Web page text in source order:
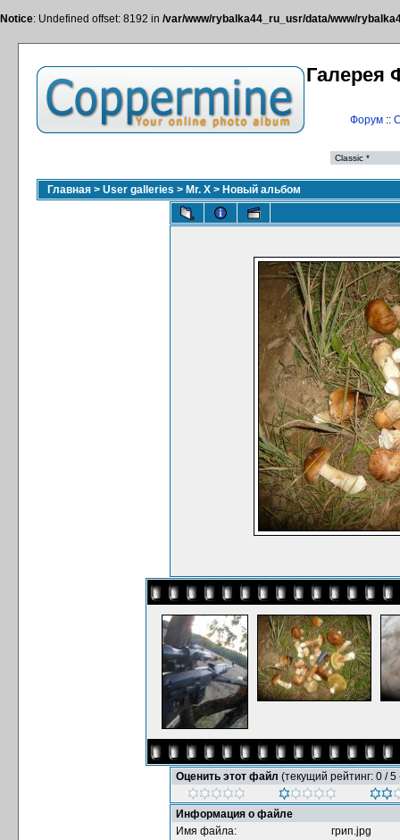
Notice: Undefined offset: 8192 in /var/www/rybalka44_ru_usr/data/www/
Галерея
Форум::
Главная > User galleries > Mr. X > Новый альбом
Оценить этот файл (текущий рейтинг: 0 / 5
Информация о файле
Имя файла:
грип.jpg